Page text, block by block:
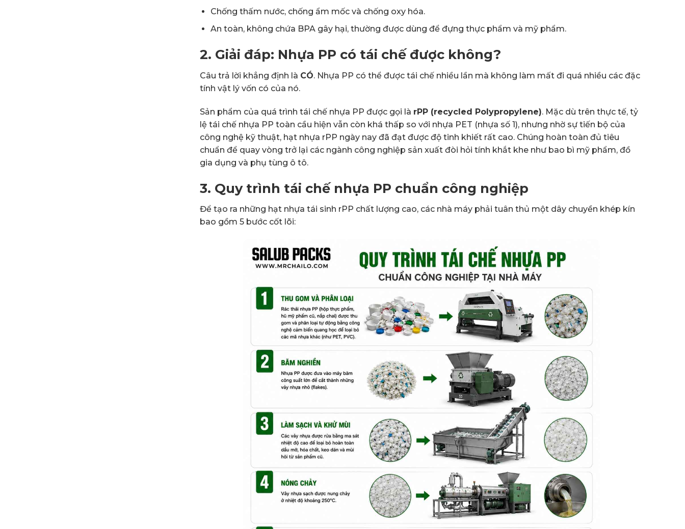
Chống thấm nước, chống ẩm mốc và chống oxy hóa.
An toàn, không chứa BPA gây hại, thường được dùng để đựng thực phẩm và mỹ phẩm.
2. Giải đáp: Nhựa PP có tái chế được không?
Câu trả lời khẳng định là CÓ. Nhựa PP có thể được tái chế nhiều lần mà không làm mất đi quá nhiều các đặc
tính vật lý vốn có của nó.
Sản phẩm của quá trình tái chế nhựa PP được gọi là rPP (recycled Polypropylene). Mặc dù trên thực tế, tỷ
lệ tái chế nhựa PP toàn cầu hiện vẫn còn khá thấp so với nhựa PET (nhựa số 1), nhưng nhờ sự tiến bộ của
công nghệ kỹ thuật, hạt nhựa rPP ngày nay đã đạt được độ tinh khiết rất cao. Chúng hoàn toàn đủ tiêu
chuẩn để quay vòng trở lại các ngành công nghiệp sản xuất đòi hỏi tính khắt khe như bao bì mỹ phẩm, đồ
gia dụng và phụ tùng ô tô.
3. Quy trình tái chế nhựa PP chuẩn công nghiệp
Để tạo ra những hạt nhựa tái sinh rPP chất lượng cao, các nhà máy phải tuân thủ một dây chuyền khép kín
bao gồm 5 bước cốt lõi: